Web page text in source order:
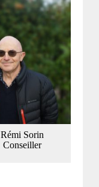
Rémi Sorin
Conseiller